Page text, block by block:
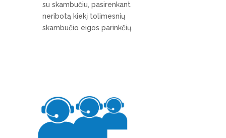
su skambučiu, pasirenkant
neribotą kiekį tolimesnių
skambučio eigos parinkčių.